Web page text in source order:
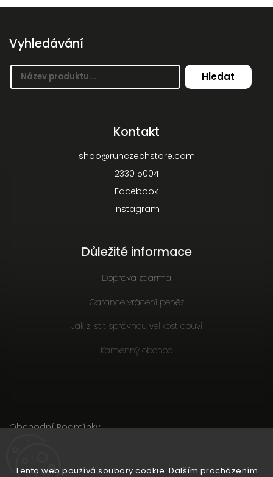
Tento web používá soubory cookie. Dalším procházením
Vyhledávání
Hledat
Kontakt
shop@runczechstore.com
233015004
Facebook
Instagram
Důležité informace
Doprava zdarma
Garance vrácení peněz
Jak zjistit správnou velikost obuvi
Kamenný obchod
Obchodní Podmínky